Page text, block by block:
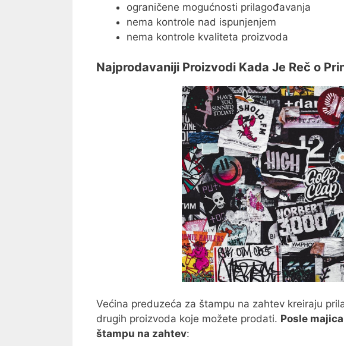
ograničene mogućnosti prilagođavanja
nema kontrole nad ispunjenjem
nema kontrole kvaliteta proizvoda
Najprodavaniji Proizvodi Kada Je Reč o
Većina preduzeća za štampu na zahtev kreiraju
drugih proizvoda koje možete prodati. Posle
štampu na zahtev: